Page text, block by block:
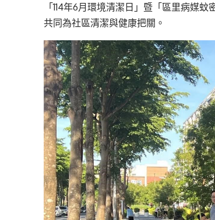
「114年6月環境清潔日」暨「區里病媒
共同為社區清潔與健康把關。